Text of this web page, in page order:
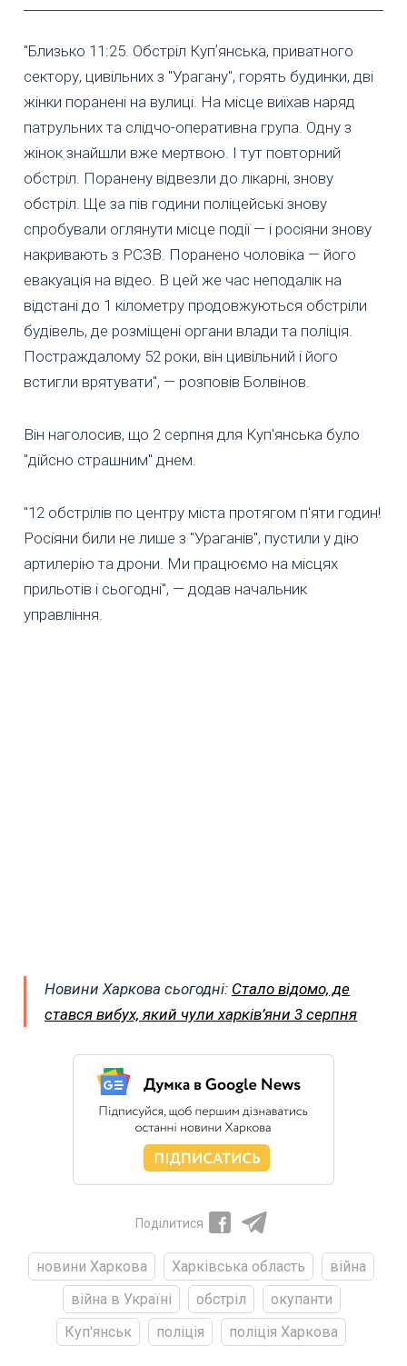
"Близько 11:25. Обстріл Купʼянська, приватного
сектору, цивільних з "Урагану", горять будинки, дві
жінки поранені на вулиці. На місце виїхав наряд
патрульних та слідчо-оперативна група. Одну з
жінок знайшли вже мертвою. І тут повторний
обстріл. Поранену відвезли до лікарні, знову
обстріл. Ще за пів години поліцейські знову
спробували оглянути місце події — і росіяни знову
накривають з РСЗВ. Поранено чоловіка — його
евакуація на відео. В цей же час неподалік на
відстані до 1 кілометру продовжуються обстріли
будівель, де розміщені органи влади та поліція.
Постраждалому 52 роки, він цивільний і його
встигли врятувати", — розповів Болвінов.
Він наголосив, що 2 серпня для Куп'янська було
"дійсно страшним" днем.
"12 обстрілів по центру міста протягом п'яти годин!
Росіяни били не лише з "Ураганів", пустили у дію
артилерію та дрони. Ми працюємо на місцях
прильотів і сьогодні", — додав начальник
управління.
Новини Харкова сьогодні: Стало відомо, де
стався вибух, який чули харків’яни 3 серпня
Поділитися
новини Харкова Харківська область
війна
війна в Україні
обстріл
окупанти
Куп'янськ
поліція поліція Харкова